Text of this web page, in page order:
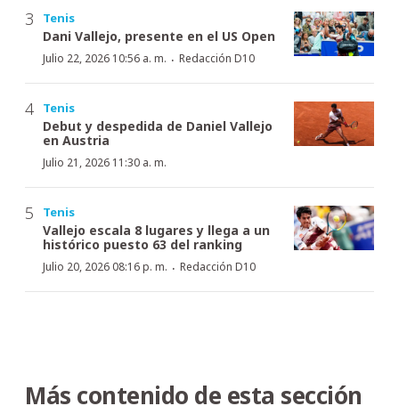
Tenis
Dani Vallejo, presente en el US Open
Julio 22, 2026 10:56 a. m. · Redacción D10
Tenis
Debut y despedida de Daniel Vallejo
en Austria
Julio 21, 2026 11:30 a. m.
Tenis
Vallejo escala 8 lugares y llega a un
histórico puesto 63 del ranking
Julio 20, 2026 08:16 p. m. · Redacción D10
Más contenido de esta sección